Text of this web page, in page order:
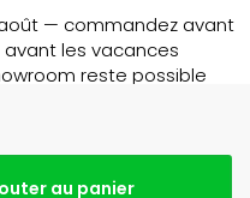
— commandez avant
avant les vacances
reste possible
au panier